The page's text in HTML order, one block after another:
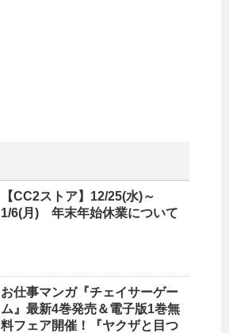
【CC2ストア】12/25(水)～
1/6(月) 年末年始休業について
お仕事マンガ『チェイサーゲー
ム』最新4巻発売＆電子版1巻無
料フェア開催！『ヤクザと目つ